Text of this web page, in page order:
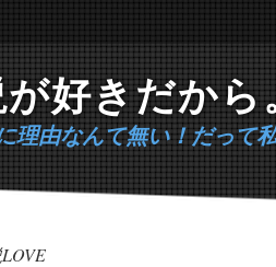
好きだから
理由なんて無い！だって